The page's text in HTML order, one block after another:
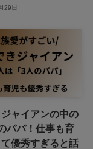
29日
ャイアンの中の
パパ！仕事も育
優秀すぎると話